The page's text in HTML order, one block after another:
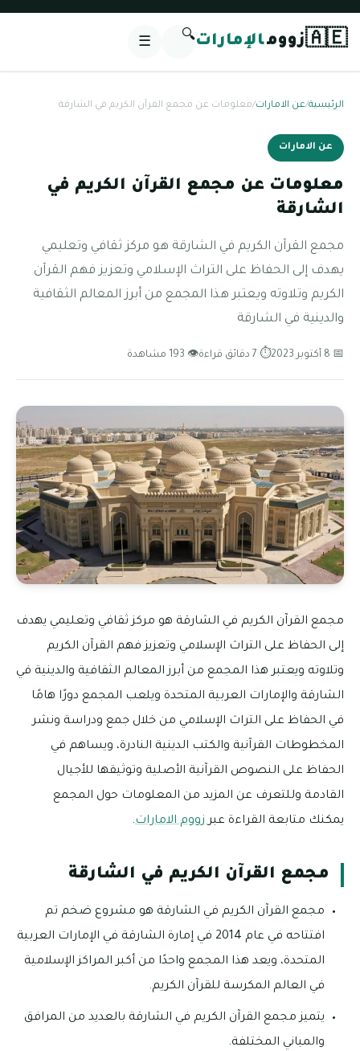
🇦🇪زوومالإمارات🔍
☰
الرئيسية/عن الامارات/معلومات عن مجمع القرآن الكريم في الشارقة
عن الامارات
معلومات عن مجمع القرآن الكريم في
الشارقة
مجمع القرآن الكريم في الشارقة هو مركز ثقافي وتعليمي
يهدف إلى الحفاظ على التراث الإسلامي وتعزيز فهم القرآن
الكريم وتلاوته ويعتبر هذا المجمع من أبرز المعالم الثقافية
والدينية في الشارقة
📅 8 أكتوبر 2023 ⏱ 7 دقائق قراءة 👁 193 مشاهدة
مجمع القرآن الكريم في الشارقة هو مركز ثقافي وتعليمي يهدف
إلى الحفاظ على التراث الإسلامي وتعزيز فهم القرآن الكريم
وتلاوته ويعتبر هذا المجمع من أبرز المعالم الثقافية والدينية في
الشارقة والإمارات العربية المتحدة ويلعب المجمع دورًا هامًا
في الحفاظ على التراث الإسلامي من خلال جمع ودراسة ونشر
المخطوطات القرآنية والكتب الدينية النادرة، ويساهم في
الحفاظ على النصوص القرآنية الأصلية وتوثيقها للأجيال
القادمة وللتعرف عن المزيد من المعلومات حول المجمع
يمكنك متابعة القراءة عبرزووم الامارات.
مجمع القرآن الكريم في الشارقة
مجمع القرآن الكريم في الشارقة هو مشروع ضخم تم
افتتاحه في عام 2014 في إمارة الشارقة في الإمارات العربية
المتحدة، ويعد هذا المجمع واحدًا من أكبر المراكز الإسلامية
في العالم المكرسة للقرآن الكريم.
يتميز مجمع القرآن الكريم في الشارقة بالعديد من المرافق
والمباني المختلفة.